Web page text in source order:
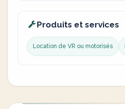
Produits et services
Location de VR ou motorisés